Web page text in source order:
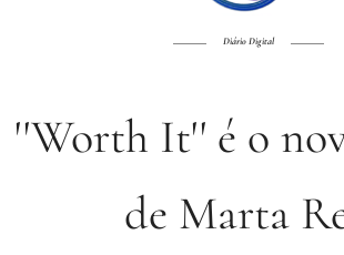
Diário Digital
''Worth It'' é o
de Marta